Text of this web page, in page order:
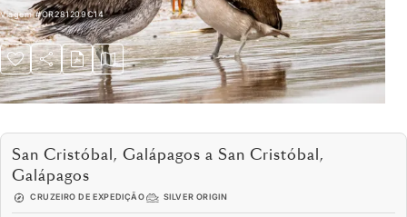
Viagem#OR281209C14
San Cristóbal, Galápagos a San Cristóbal,
Galápagos
CRUZEIRO DE EXPEDIÇÃO SILVER ORIGIN